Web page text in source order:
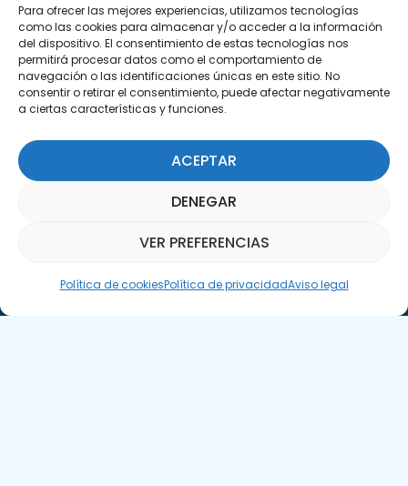
Para ofrecer las mejores experiencias, utilizamos tecnologías
como las cookies para almacenar y/o acceder a la información
del dispositivo. El consentimiento de estas tecnologías nos
permitirá procesar datos como el comportamiento de
navegación o las identificaciones únicas en este sitio. No
consentir o retirar el consentimiento, puede afectar negativamente
a ciertas características y funciones.
ACEPTAR
DENEGAR
VER PREFERENCIAS
Política de cookiesPolítica de privacidadAviso legal
Escríbenos
info@apte.org
Encuéntranos
C/Marie Curie, 35
Suscríbete a nuestra Newsletter